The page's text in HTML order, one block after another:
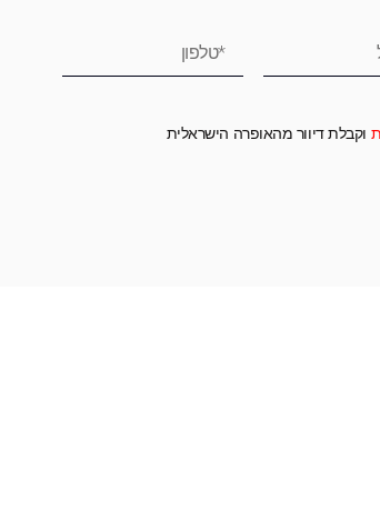
וקבלת דיוור מהאופרה הישראלית